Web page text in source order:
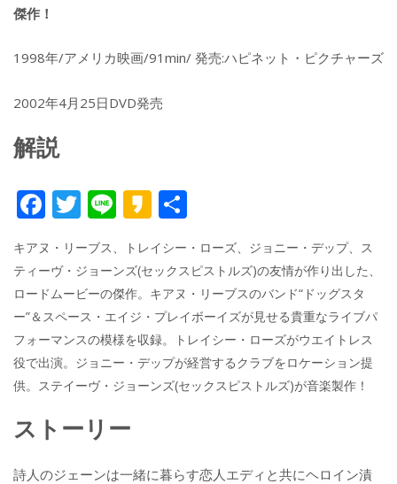
傑作！
1998年/アメリカ映画/91min/ 発売:ハピネット・ピクチャーズ
2002年4月25日DVD発売
解説
F
e
b
o
o
k
T
w
itt
er
Li
e
K
k
a
o
キアヌ・リーブス、トレイシー・ローズ、ジョニー・デップ、ス
ティーヴ・ジョーンズ(セックスピストルズ)の友情が作り出した、
ロードムービーの傑作。キアヌ・リーブスのバンド“ドッグスタ
ー”＆スペース・エイジ・プレイボーイズが見せる貴重なライブパ
フォーマンスの模様を収録。トレイシー・ローズがウエイトレス
役で出演。ジョニー・デップが経営するクラブをロケーション提
供。ステイーヴ・ジョーンズ(セックスピストルズ)が音楽製作！
ストーリー
詩人のジェーンは一緒に暮らす恋人エディと共にヘロイン漬